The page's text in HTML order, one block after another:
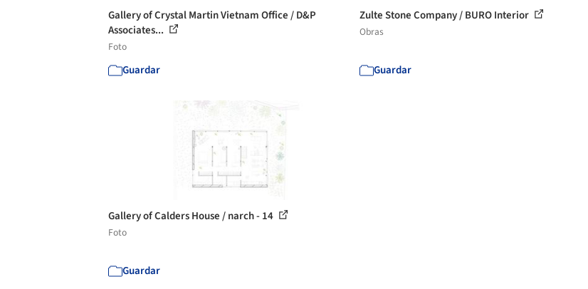
Gallery of Crystal Martin Vietnam Office / D&P
Associates...
Foto
Guardar
Zulte Stone Company / BURO Interior
Obras
Guardar
Gallery of Calders House / narch - 14
Foto
Guardar